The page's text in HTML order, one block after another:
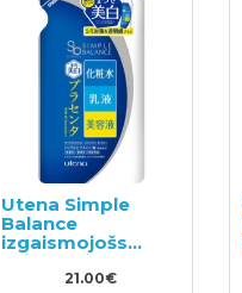
Utena Simple
Balance
izgaismojošs
sejas losjons ar
hialuronskābi,
21.00€